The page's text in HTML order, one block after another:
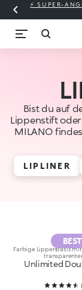
⚡ SUPER-
Bist du auf
Lippenstift oder
MILANO
LIPLINER
Farbige Lippenbasis
Unlimited